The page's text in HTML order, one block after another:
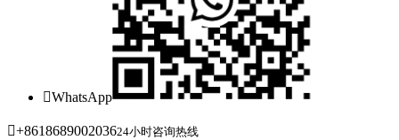
WhatsApp
+861868900203624小时咨询热线